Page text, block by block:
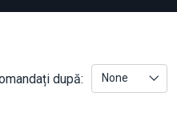
după: None